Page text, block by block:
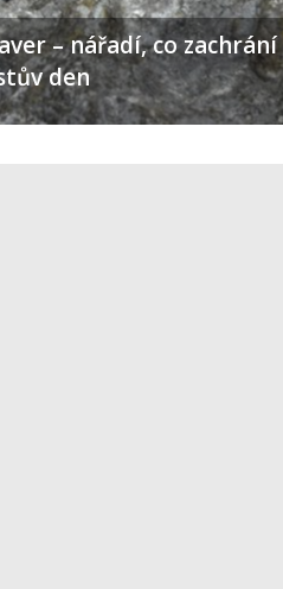
– nářadí, co zachrání
den